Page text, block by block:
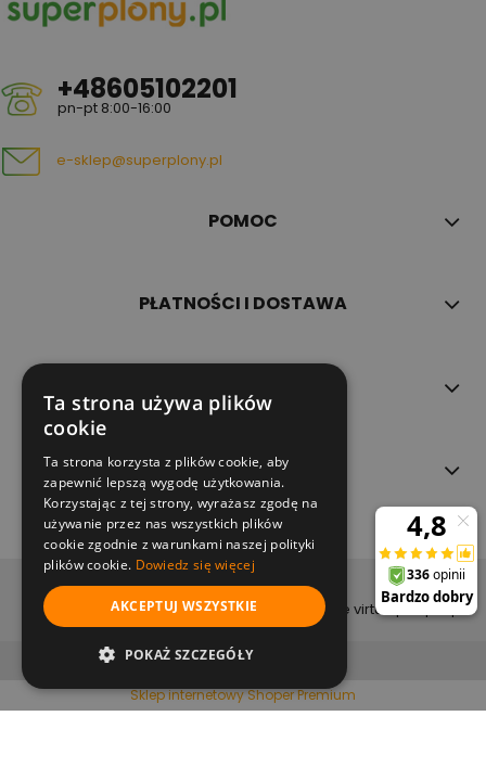
+48605102201
pn-pt 8:00-16:00
e-sklep@superplony.pl
POMOC
PŁATNOŚCI I DOSTAWA
O NAS
copyright (c) 2022
projekt i wykonanie virtualpeople.pl
pokaż pełną wersję strony
Sklep internetowy Shoper Premium
Ta strona używa plików
cookie
Ta strona korzysta z plików cookie, aby
zapewnić lepszą wygodę użytkowania.
Korzystając z tej strony, wyrażasz zgodę na
używanie przez nas wszystkich plików
cookie zgodnie z warunkami naszej polityki
plików cookie. Dowiedz się więcej
AKCEPTUJ WSZYSTKIE
POKAŻ SZCZEGÓŁY